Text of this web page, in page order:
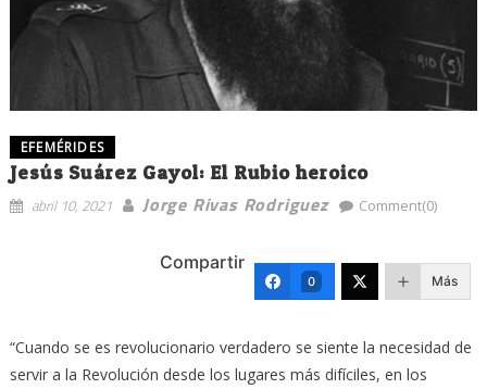
EFEMÉRIDES
Jesús Suárez Gayol: El Rubio heroico
abril 10, 2021 Jorge Rivas Rodriguez Comment(0)
Compartir
0 Más
“Cuando se es revolucionario verdadero se siente la necesidad de
servir a la Revolución desde los lugares más difíciles, en los